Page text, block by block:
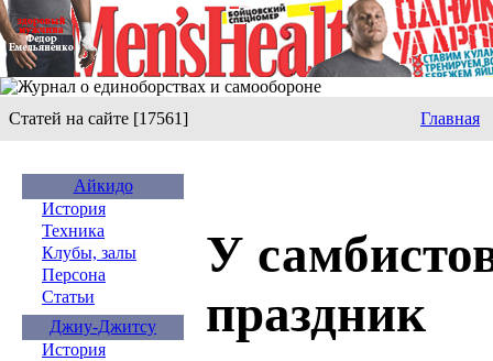
Статей на сайте [17561] Главная
Айкидо
История
Техника
Клубы, залы
Персона
Статьи
Джиу-Джитсу
История
У
праздник